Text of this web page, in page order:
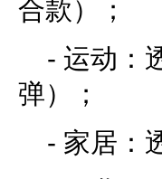
合款）；
- 运动：
弹）；
- 家居：